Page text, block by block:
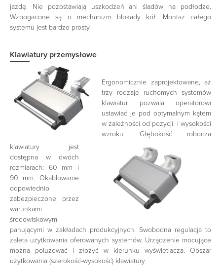
jazdę. Nie pozostawiają uszkodzeń ani śladów na podłodze.
Wzbogacone są o mechanizm blokady kół. Montaż całego
systemu jest bardzo prosty.
Klawiatury przemysłowe
Ergonomicznie zaprojektowane, aż
trzy rodzaje ruchomych systemów
klawiatur pozwala operatorowi
ustawiać je pod optymalnym kątem
w zależności od pozycji i wysokości
wzroku. Głębokość robocza
klawiatury jest
dostępna w dwóch
rozmiarach: 60 mm i
90 mm. Okablowanie
odpowiednio
zabezpieczone przez
warunkami
środowiskowymi
panującymi w zakładach produkcyjnych. Swobodna regulacja to
zaleta użytkowania oferowanych systemów. Urządzenie mocujące
można poluzować i złożyć w kierunku wyświetlacza. Obszar
użytkowania (szerokość-wysokość) klawiatury